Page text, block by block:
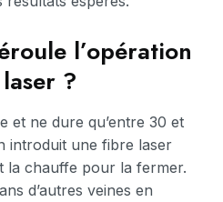
l’opération
?
et ne dure qu’entre 30 et
introduit une fibre laser
la chauffe pour la fermer.
d’autres veines en